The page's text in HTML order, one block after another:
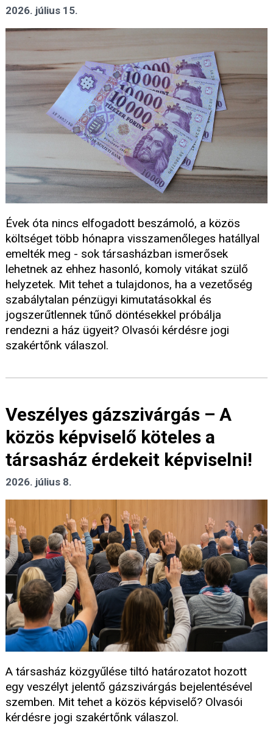
2026. július 15.
Évek óta nincs elfogadott beszámoló, a közös
költséget több hónapra visszamenőleges hatállyal
emelték meg - sok társasházban ismerősek
lehetnek az ehhez hasonló, komoly vitákat szülő
helyzetek. Mit tehet a tulajdonos, ha a vezetőség
szabálytalan pénzügyi kimutatásokkal és
jogszerűtlennek tűnő döntésekkel próbálja
rendezni a ház ügyeit? Olvasói kérdésre jogi
szakértőnk válaszol.
Veszélyes gázszivárgás – A
közös képviselő köteles a
társasház érdekeit képviselni!
2026. július 8.
A társasház közgyűlése tiltó határozatot hozott
egy veszélyt jelentő gázszivárgás bejelentésével
szemben. Mit tehet a közös képviselő? Olvasói
kérdésre jogi szakértőnk válaszol.